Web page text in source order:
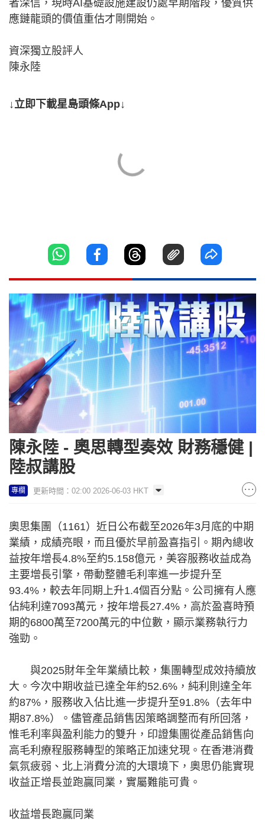
者深信，現時AI基礎設施建設仍處早期階段，優質供
應鏈龍頭的價值重估才剛開始。
資深獨立股評人
陳永陸
↓立即下載星島頭條App↓
陳永陸 - 奧思轉型奏效 財務穩健 |
陸叔講股
專欄 更新時間：02:00 2026-06-03 HKT
奧思集團（1161）近日公布截至2026年3月底的中期
業績，成績亮眼，而且優於早前盈喜指引。期內總收
益按年增長4.8%至約5.158億元，美容服務收益成為
主要增長引擎，帶動整體毛利率進一步提升至
93.4%，較去年同期上升1.4個百分點。公司擁有人應
佔純利達7093萬元，按年增長27.4%，高於盈喜時預
期的6800萬至7200萬元的中位數，顯示業務執行力
強勁。
與2025財年全年業績比較，集團轉型成效持續放
大。今次中期收益已達全年約52.6%，純利則達全年
約87%，服務收入佔比進一步提升至91.8%（去年中
期87.8%）。儘管產品銷售因策略調整而有所回落，
惟毛利率與盈利能力的雙升，印證集團從產品銷售向
高毛利療程服務轉型的策略正加速兌現。在香港消費
氣氛疲弱、北上消費分流的大環境下，奧思仍能實現
收益正增長並跑贏同業，實屬難能可貴。
收益增長跑贏同業